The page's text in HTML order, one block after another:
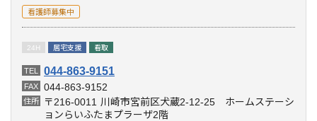
看護師募集中
24H 居宅支援 看取
TEL 044-863-9151
FAX 044-863-9152
住所 〒216-0011 川崎市宮前区犬蔵2-12-25 ホームステーシ
ョンらいふたまプラーザ2階